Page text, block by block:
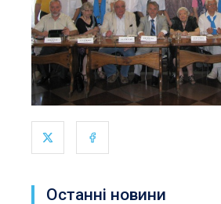
Останні новини